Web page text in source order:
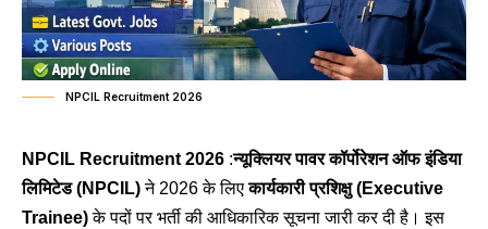
NPCIL Recruitment 2026
NPCIL Recruitment 2026 :न्यूक्लियर पावर कॉर्पोरेशन ऑफ इंडिया
लिमिटेड (NPCIL)ने 2026 के लिएकार्यकारी प्रशिक्षु (Executive
Trainee)के पदों पर भर्ती की आधिकारिक सूचना जारी कर दी है। इस